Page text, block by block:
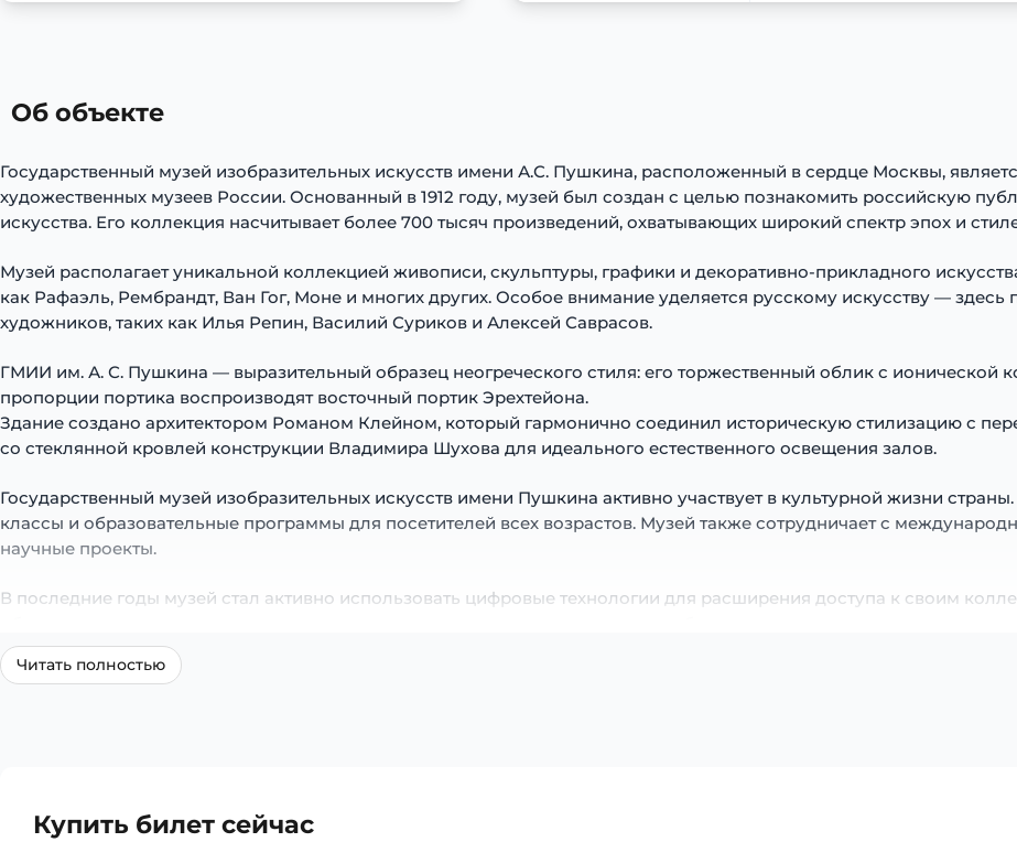
Об объекте
Государственный музей изобразительных искусств имени А.С. Пушкина, расположенный в сердце Москвы,
художественных музеев России. Основанный в 1912 году, музей был создан с целью познакомить российскую
искусства. Его коллекция насчитывает более 700 тысяч произведений, охватывающих широкий спектр эпох и
Музей располагает уникальной коллекцией живописи, скульптуры, графики и декоративно-прикладного
как Рафаэль, Рембрандт, Ван Гог, Моне и многих других. Особое внимание уделяется русскому искусству —
художников, таких как Илья Репин, Василий Суриков и Алексей Саврасов.
ГМИИ им. А. С. Пушкина — выразительный образец неогреческого стиля: его торжественный облик с ионической
пропорции портика воспроизводят восточный портик Эрехтейона.
Здание создано архитектором Романом Клейном, который гармонично соединил историческую стилизацию с
со стеклянной кровлей конструкции Владимира Шухова для идеального естественного освещения залов.
Государственный музей изобразительных искусств имени Пушкина активно участвует в культурной жизни
классы и образовательные программы для посетителей всех возрастов. Музей также сотрудничает с
научные проекты.
В последние годы музей стал активно использовать цифровые технологии для расширения доступа к своим
Государственный музей изобразительных искусств имени Пушкина — это не просто хранилище шедевров
Читать полностью
Купить билет сейчас